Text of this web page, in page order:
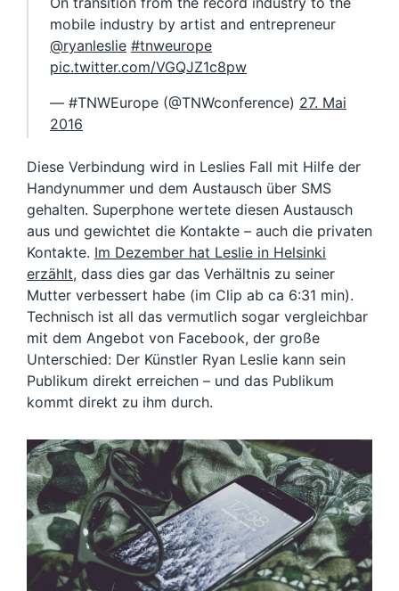
mobile industry by artist and entrepreneur
@ryanleslie #tnweurope
pic.twitter.com/VGQJZ1c8pw
— #TNWEurope (@TNWconference) 27. Mai
2016
Diese Verbindung wird in Leslies Fall mit Hilfe der
Handynummer und dem Austausch über SMS
gehalten. Superphone wertete diesen Austausch
aus und gewichtet die Kontakte – auch die privaten
Kontakte. Im Dezember hat Leslie in Helsinki
erzählt, dass dies gar das Verhältnis zu seiner
Mutter verbessert habe (im Clip ab ca 6:31 min).
Technisch ist all das vermutlich sogar vergleichbar
mit dem Angebot von Facebook, der große
Unterschied: Der Künstler Ryan Leslie kann sein
Publikum direkt erreichen – und das Publikum
kommt direkt zu ihm durch.